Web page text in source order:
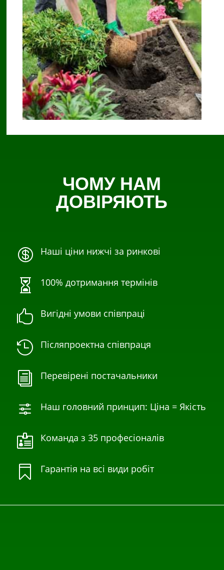
ЧОМУ НАМ
ДОВІРЯЮТЬ
 Наші ціни нижчі за ринкові
 100% дотримання термінів
 Вигідні умови співпраці
 Післяпроектна співпраця
i Перевірені постачальники
f Наш головний принцип: Ціна = Якість
 Команда з 35 професіоналів
 Гарантія на всі види робіт